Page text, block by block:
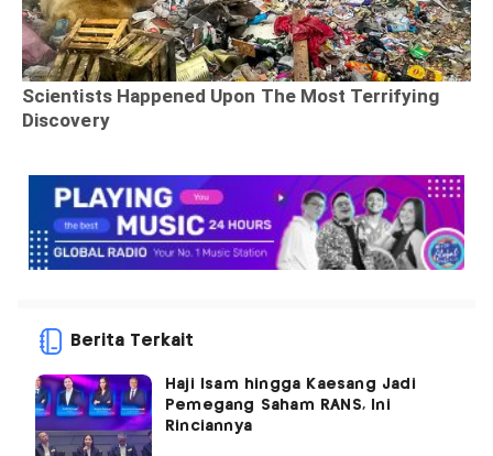
Berita Terkait
Haji Isam hingga Kaesang Jadi
Pemegang Saham RANS, Ini
Rinciannya